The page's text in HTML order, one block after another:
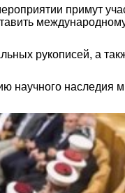
примут
рукописей, а
научного наследия